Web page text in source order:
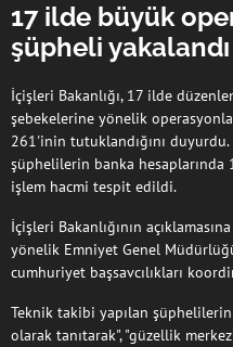
17 ilde büyük
şüpheli yakalandı
İçişleri Bakanlığı, 17 ilde
şebekelerine yönelik
261'inin tutuklandığını
şüphelilerin banka
işlem hacmi tespit edildi.
İçişleri Bakanlığının
yönelik Emniyet Genel
cumhuriyet başsavcılıkları
Teknik takibi yapılan
olarak tanıtarak", "güzellik